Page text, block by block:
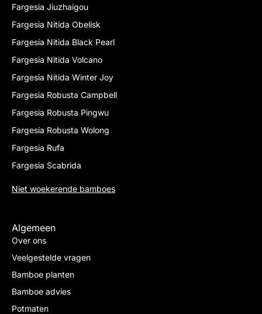
Fargesia Jiuzhaigou
Fargesia Nitida Obelisk
Fargesia Nitida Black Pearl
Fargesia Nitida Volcano
Fargesia Nitida Winter Joy
Fargesia Robusta Campbell
Fargesia Robusta Pingwu
Fargesia Robusta Wolong
Fargesia Rufa
Fargesia Scabrida
Niet woekerende bamboes
Algemeen
Over ons
Veelgestelde vragen
Bamboe planten
Bamboe advies
Potmaten